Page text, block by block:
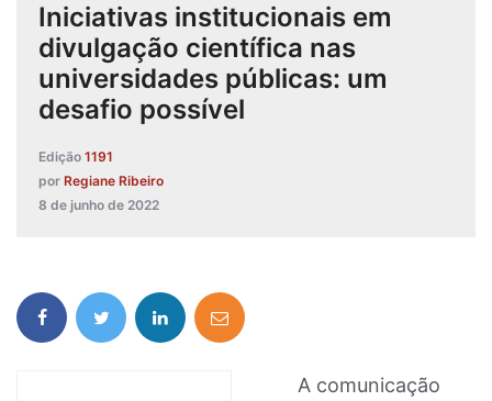
Iniciativas institucionais em
divulgação científica nas
universidades públicas: um
desafio possível
Edição 1191
por Regiane Ribeiro
8 de junho de 2022
A comunicação